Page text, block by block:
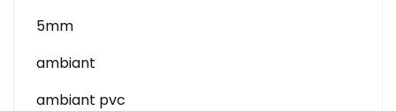
5mm
ambiant
ambiant pvc